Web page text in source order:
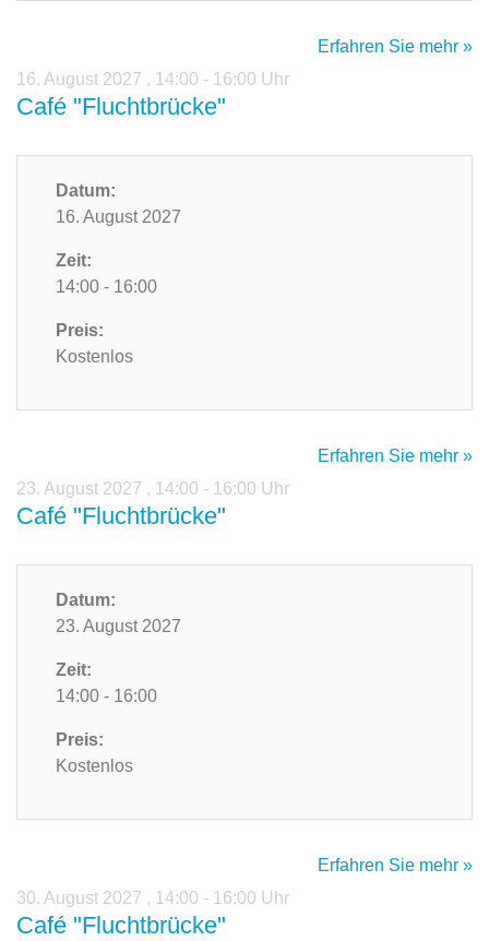
Erfahren Sie mehr »
16. August 2027 , 14:00 - 16:00 Uhr
Café "Fluchtbrücke"
Datum:
16. August 2027
Zeit:
14:00 - 16:00
Preis:
Kostenlos
Erfahren Sie mehr »
23. August 2027 , 14:00 - 16:00 Uhr
Café "Fluchtbrücke"
Datum:
23. August 2027
Zeit:
14:00 - 16:00
Preis:
Kostenlos
Erfahren Sie mehr »
30. August 2027 , 14:00 - 16:00 Uhr
Café "Fluchtbrücke"